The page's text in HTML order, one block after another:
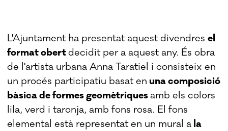
L'Ajuntament ha presentat aquest divendresel
format obertdecidit per a aquest any. És obra
de l'artista urbana Anna Taratiel i consisteix en
un procés participatiu basat en una composició
bàsica de formes geomètriquesamb els colors
lila, verd i taronja, amb fons rosa. El fons
elemental està representat en un mural a la